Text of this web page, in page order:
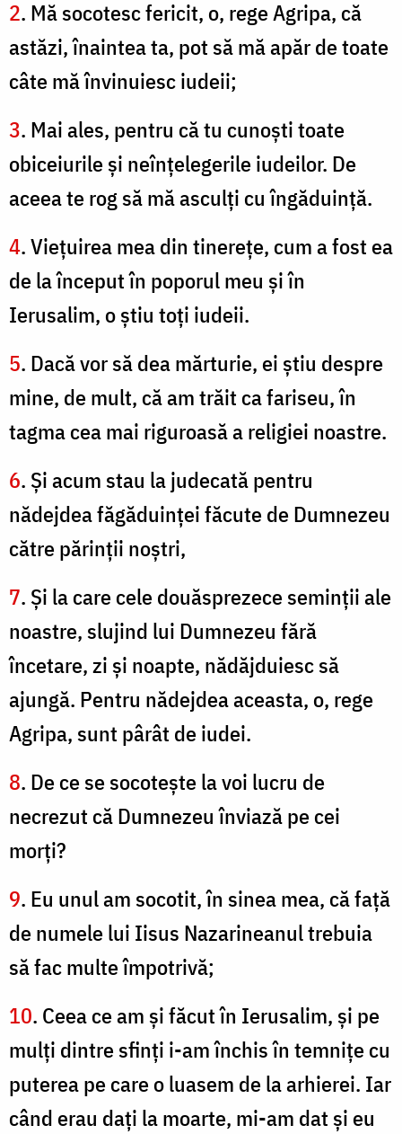
2. Mă socotesc fericit, o, rege Agripa, că
astăzi, înaintea ta, pot să mă apăr de toate
câte mă învinuiesc iudeii;
3. Mai ales, pentru că tu cunoşti toate
obiceiurile şi neînţelegerile iudeilor. De
aceea te rog să mă asculţi cu îngăduinţă.
4. Vieţuirea mea din tinereţe, cum a fost ea
de la început în poporul meu şi în
Ierusalim, o ştiu toţi iudeii.
5. Dacă vor să dea mărturie, ei ştiu despre
mine, de mult, că am trăit ca fariseu, în
tagma cea mai riguroasă a religiei noastre.
6. Şi acum stau la judecată pentru
nădejdea făgăduinţei făcute de Dumnezeu
către părinţii noştri,
7. Şi la care cele douăsprezece seminţii ale
noastre, slujind lui Dumnezeu fără
încetare, zi şi noapte, nădăjduiesc să
ajungă. Pentru nădejdea aceasta, o, rege
Agripa, sunt pârât de iudei.
8. De ce se socoteşte la voi lucru de
necrezut că Dumnezeu înviază pe cei
morţi?
9. Eu unul am socotit, în sinea mea, că faţă
de numele lui Iisus Nazarineanul trebuia
să fac multe împotrivă;
10. Ceea ce am şi făcut în Ierusalim, şi pe
mulţi dintre sfinţi i-am închis în temniţe cu
puterea pe care o luasem de la arhierei. Iar
când erau daţi la moarte, mi-am dat şi eu